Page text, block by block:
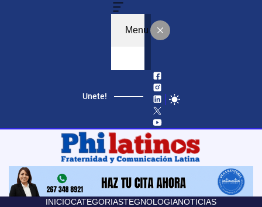
Menu
Unete!
INICIOCATEGORIASTEGNOLOGIANOTICIAS